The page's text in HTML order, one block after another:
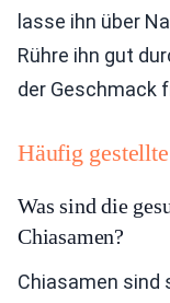
lasse ihn über
Rühre ihn gut
der Geschmack
Häufig
Was sind die
Chiasamen?
Chiasamen sind